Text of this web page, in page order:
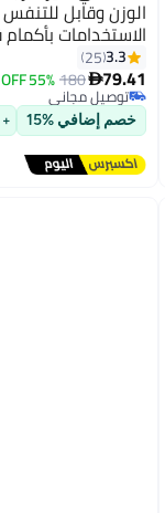
5
الوزن وقابل
الاستخدامات
3.3
25
79.41
180
55% OFF
توصيل مجاني
توصيل مجاني
خصم إضافي %15 + 1